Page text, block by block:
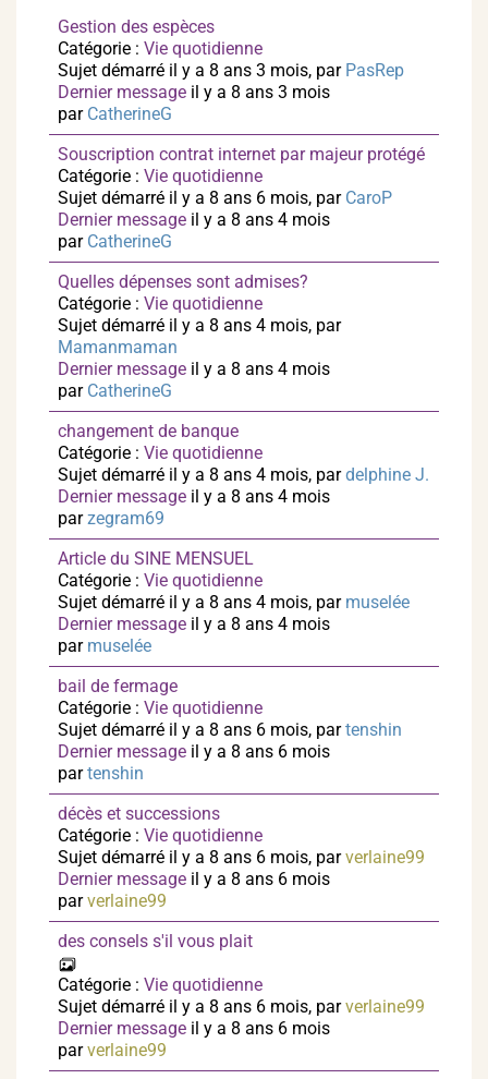
Gestion des espèces
Catégorie : Vie quotidienne
Sujet démarré il y a 8 ans 3 mois, par PasRep
Dernier message il y a 8 ans 3 mois
par CatherineG
Souscription contrat internet par majeur protégé
Catégorie : Vie quotidienne
Sujet démarré il y a 8 ans 6 mois, par CaroP
Dernier message il y a 8 ans 4 mois
par CatherineG
Quelles dépenses sont admises?
Catégorie : Vie quotidienne
Sujet démarré il y a 8 ans 4 mois, par
Mamanmaman
Dernier message il y a 8 ans 4 mois
par CatherineG
changement de banque
Catégorie : Vie quotidienne
Sujet démarré il y a 8 ans 4 mois, pardelphine J.
Dernier message il y a 8 ans 4 mois
parzegram69
Article du SINE MENSUEL
Catégorie : Vie quotidienne
Sujet démarré il y a 8 ans 4 mois, par muselée
Dernier message il y a 8 ans 4 mois
par muselée
bail de fermage
Catégorie : Vie quotidienne
Sujet démarré il y a 8 ans 6 mois, partenshin
Dernier message il y a 8 ans 6 mois
partenshin
décès et successions
Catégorie : Vie quotidienne
Sujet démarré il y a 8 ans 6 mois, parverlaine99
Dernier message il y a 8 ans 6 mois
parverlaine99
des consels s'il vous plait
Catégorie : Vie quotidienne
Sujet démarré il y a 8 ans 6 mois, parverlaine99
Dernier message il y a 8 ans 6 mois
parverlaine99